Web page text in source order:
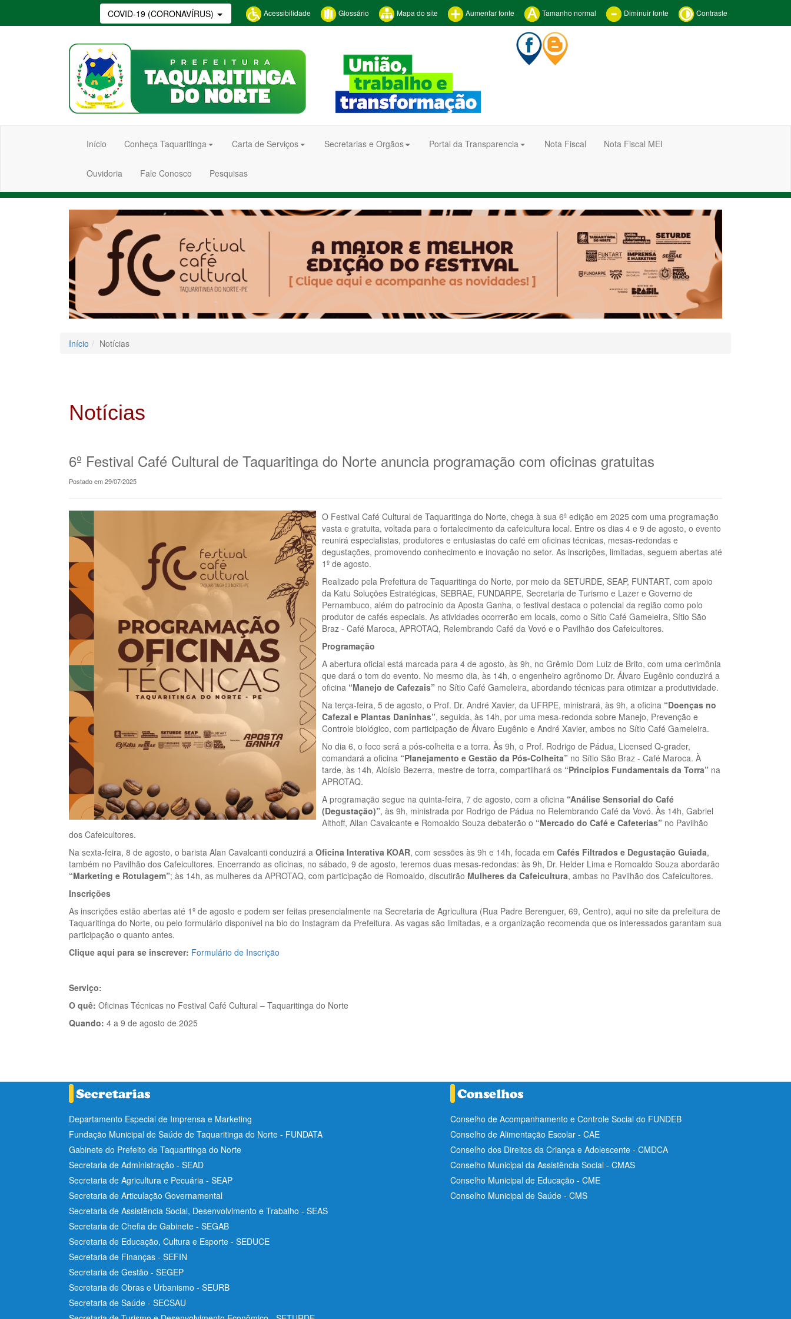
COVID-19 (CORONAVÍRUS) Acessibilidade Glossário Mapa do site Aumentar fonte Tamanho normal Diminuir fonte Contraste
Início Conheça Taquaritinga Carta de Serviços Secretarias e Orgãos Portal da Transparencia Nota Fiscal Nota Fiscal MEI
Ouvidoria Fale Conosco Pesquisas
Início Notícias
Notícias
6º Festival Café Cultural de Taquaritinga do Norte anuncia programação com oficinas gratuitas
Postado em 29/07/2025
O Festival Café Cultural de Taquaritinga do Norte, chega à sua 6ª edição em 2025 com uma programação
vasta e gratuita, voltada para o fortalecimento da cafeicultura local. Entre os dias 4 e 9 de agosto, o evento
reunirá especialistas, produtores e entusiastas do café em oficinas técnicas, mesas-redondas e
degustações, promovendo conhecimento e inovação no setor. As inscrições, limitadas, seguem abertas até
1º de agosto.
Realizado pela Prefeitura de Taquaritinga do Norte, por meio da SETURDE, SEAP, FUNTART, com apoio
da Katu Soluções Estratégicas, SEBRAE, FUNDARPE, Secretaria de Turismo e Lazer e Governo de
Pernambuco, além do patrocínio da Aposta Ganha, o festival destaca o potencial da região como polo
produtor de cafés especiais. As atividades ocorrerão em locais, como o Sítio Café Gameleira, Sítio São
Braz - Café Maroca, APROTAQ, Relembrando Café da Vovó e o Pavilhão dos Cafeicultores.
Programação
A abertura oficial está marcada para 4 de agosto, às 9h, no Grêmio Dom Luiz de Brito, com uma cerimônia
que dará o tom do evento. No mesmo dia, às 14h, o engenheiro agrônomo Dr. Álvaro Eugênio conduzirá a
oficina “Manejo de Cafezais” no Sítio Café Gameleira, abordando técnicas para otimizar a produtividade.
Na terça-feira, 5 de agosto, o Prof. Dr. André Xavier, da UFRPE, ministrará, às 9h, a oficina “Doenças no
Cafezal e Plantas Daninhas”, seguida, às 14h, por uma mesa-redonda sobre Manejo, Prevenção e
Controle biológico, com participação de Álvaro Eugênio e André Xavier, ambos no Sítio Café Gameleira.
No dia 6, o foco será a pós-colheita e a torra. Às 9h, o Prof. Rodrigo de Pádua, Licensed Q-grader,
comandará a oficina “Planejamento e Gestão da Pós-Colheita” no Sítio São Braz - Café Maroca. À
tarde, às 14h, Aloísio Bezerra, mestre de torra, compartilhará os “Princípios Fundamentais da Torra” na
APROTAQ.
A programação segue na quinta-feira, 7 de agosto, com a oficina “Análise Sensorial do Café
(Degustação)”, às 9h, ministrada por Rodrigo de Pádua no Relembrando Café da Vovó. Às 14h, Gabriel
Althoff, Allan Cavalcante e Romoaldo Souza debaterão o “Mercado do Café e Cafeterias” no Pavilhão
dos Cafeicultores.
Na sexta-feira, 8 de agosto, o barista Alan Cavalcanti conduzirá a Oficina Interativa KOAR, com sessões às 9h e 14h, focada em Cafés Filtrados e Degustação Guiada,
também no Pavilhão dos Cafeicultores. Encerrando as oficinas, no sábado, 9 de agosto, teremos duas mesas-redondas: às 9h, Dr. Helder Lima e Romoaldo Souza abordarão
“Marketing e Rotulagem”; às 14h, as mulheres da APROTAQ, com participação de Romoaldo, discutirão Mulheres da Cafeicultura, ambas no Pavilhão dos Cafeicultores.
Inscrições
As inscrições estão abertas até 1º de agosto e podem ser feitas presencialmente na Secretaria de Agricultura (Rua Padre Berenguer, 69, Centro), aqui no site da prefeitura de
Taquaritinga do Norte, ou pelo formulário disponível na bio do Instagram da Prefeitura. As vagas são limitadas, e a organização recomenda que os interessados garantam sua
participação o quanto antes.
Clique aqui para se inscrever: Formulário de Inscrição
Serviço:
O quê: Oficinas Técnicas no Festival Café Cultural – Taquaritinga do Norte
Quando: 4 a 9 de agosto de 2025
Departamento Especial de Imprensa e Marketing
Fundação Municipal de Saúde de Taquaritinga do Norte - FUNDATA
Gabinete do Prefeito de Taquaritinga do Norte
Secretaria de Administração - SEAD
Secretaria de Agricultura e Pecuária - SEAP
Secretaria de Articulação Governamental
Secretaria de Assistência Social, Desenvolvimento e Trabalho - SEAS
Secretaria de Chefia de Gabinete - SEGAB
Secretaria de Educação, Cultura e Esporte - SEDUCE
Secretaria de Finanças - SEFIN
Secretaria de Gestão - SEGEP
Secretaria de Obras e Urbanismo - SEURB
Secretaria de Saúde - SECSAU
Conselho de Acompanhamento e Controle Social do FUNDEB
Conselho de Alimentação Escolar - CAE
Conselho dos Direitos da Criança e Adolescente - CMDCA
Conselho Municipal da Assistência Social - CMAS
Conselho Municipal de Educação - CME
Conselho Municipal de Saúde - CMS